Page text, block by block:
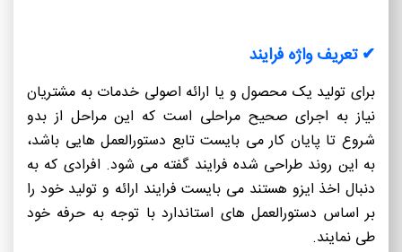
✔ تعریف واژه فرایند
برای تولید یک محصول و یا ارائه اصولی خدمات به مشتریان
نیاز به اجرای صحیح مراحلی است که این مراحل از بدو
شروع تا پایان کار می بایست تابع دستورالعمل هایی باشد،
به این روند طراحی شده فرایند گفته می شود. افرادی که به
دنبال اخذ ایزو هستند می بایست فرایند ارائه و تولید خود را
بر اساس دستورالعمل های استاندارد با توجه به حرفه خود
طی نمایند.